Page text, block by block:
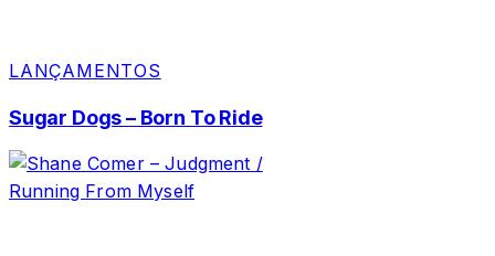
LANÇAMENTOS
Sugar Dogs – Born To Ride